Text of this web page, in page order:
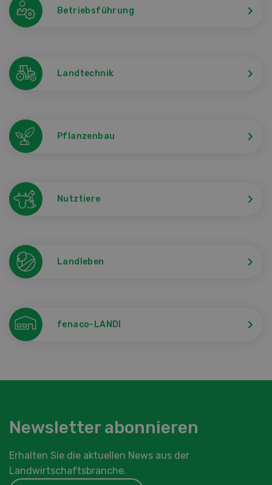
Betriebsführung
Landtechnik
Pflanzenbau
Nutztiere
Landleben
fenaco-LANDI
Newsletter abonnieren
Erhalten Sie die aktuellen News aus der
Landwirtschaftsbranche.